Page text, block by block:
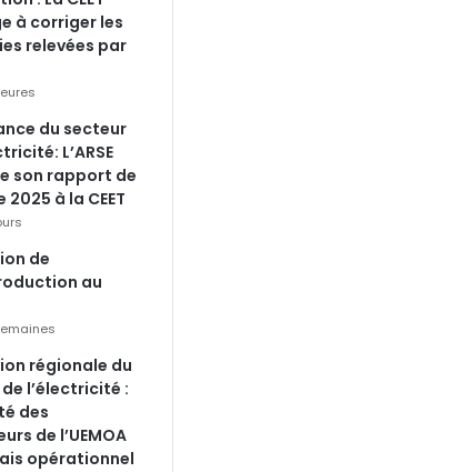
à corriger les
relevées par
du secteur
L’ARSE
son rapport de
à la CEET
de
au
régionale du
l’électricité :
des
de l’UEMOA
opérationnel